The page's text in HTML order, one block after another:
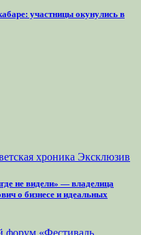
участницы окунулись в
хроника Эксклюзив
не видели» — владелица
о бизнесе и идеальных